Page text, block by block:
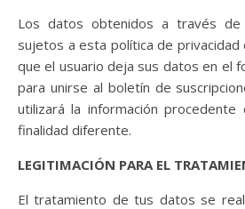
Los datos obtenidos a través de
sujetos a esta política de
que el usuario deja sus datos en el
para unirse al boletín de
utilizará la información procedente
finalidad diferente.
LEGITIMACIÓN PARA EL
El tratamiento de tus datos se